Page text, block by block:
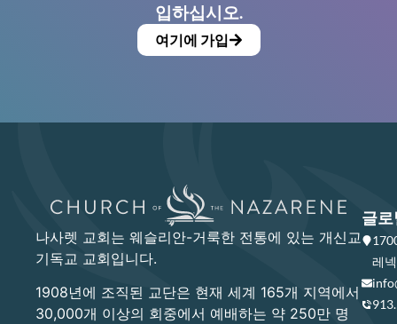
입하십시오.
여기에 가입
나사렛 교회는 웨슬리안-거룩한 전통에 있는 개신교
기독교 교회입니다.
1908년에 조직된 교단은 현재 세계 165개 지역에서
30,000개 이상의 회중에서 예배하는 약 250만 명
글로
레